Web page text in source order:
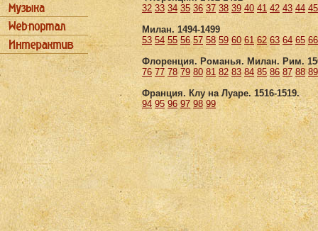
32 33 34 35 36 37 38 39 40 41 42 43 44 45
Милан. 1494-1499
53 54 55 56 57 58 59 60 61 62 63 64 65 66
Флоренция. Романья. Милан. Рим.
76 77 78 79 80 81 82 83 84 85 86 87 88 89
Франция. Клу на Луаре. 1516-1519.
94 95 96 97 98 99